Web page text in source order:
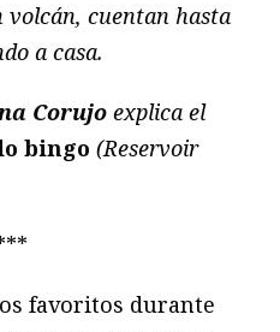
cuentan hasta
a casa.
Corujo explica el
bingo (Reservoir
favoritos durante